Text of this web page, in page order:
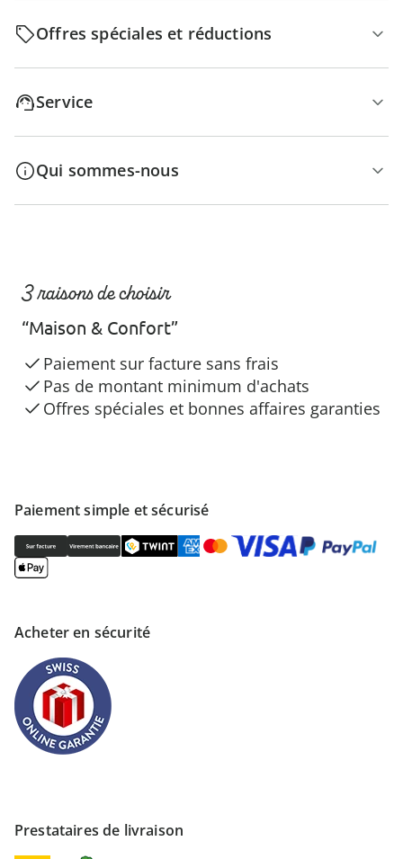
Offres spéciales et réductions
Service
Qui sommes-nous
Paiement simple et sécurisé
Acheter en sécurité
Prestataires de livraison
3 raisons de choisir
“Maison & Confort”
Paiement sur facture sans frais
Pas de montant minimum d'achats
Offres spéciales et bonnes affaires garanties